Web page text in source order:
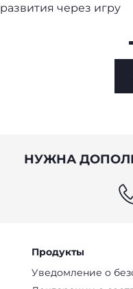
развития через игру
НУЖНА
Продукты
Уведомление о